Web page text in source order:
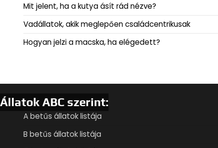
Mit jelent, ha a kutya ásít rád nézve?
Vadállatok, akik meglepően családcentrikusak
Hogyan jelzi a macska, ha elégedett?
Állatok ABC szerint:
A betűs állatok listája
B betűs állatok listája